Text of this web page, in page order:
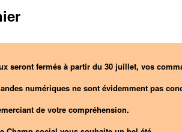
seront fermés à partir du 30 juillet, vos
numériques ne sont évidemment pas
de votre compréhension.